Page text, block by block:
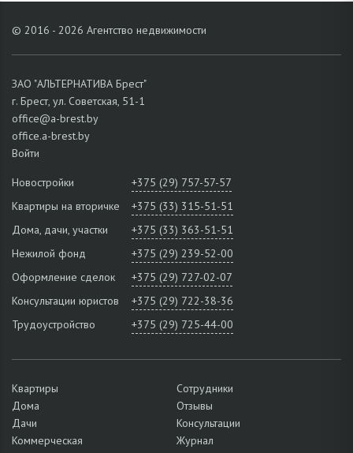
© 2016 - 2026 Агентство недвижимости
ЗАО "АЛЬТЕРНАТИВА Брест"
г. Брест, ул. Советская, 51-1
office@a-brest.by
office.a-brest.by
Войти
Новостройки
+375 (29) 757-57-57
Квартиры на вторичке
+375 (33) 315-51-51
Дома, дачи, участки
+375 (33) 363-51-51
Нежилой фонд
+375 (29) 239-52-00
Оформление сделок
+375 (29) 727-02-07
Консультации юристов
+375 (29) 722-38-36
Трудоустройство
+375 (29) 725-44-00
Квартиры
Дома
Дачи
Коммерческая
Сотрудники
Отзывы
Консультации
Журнал